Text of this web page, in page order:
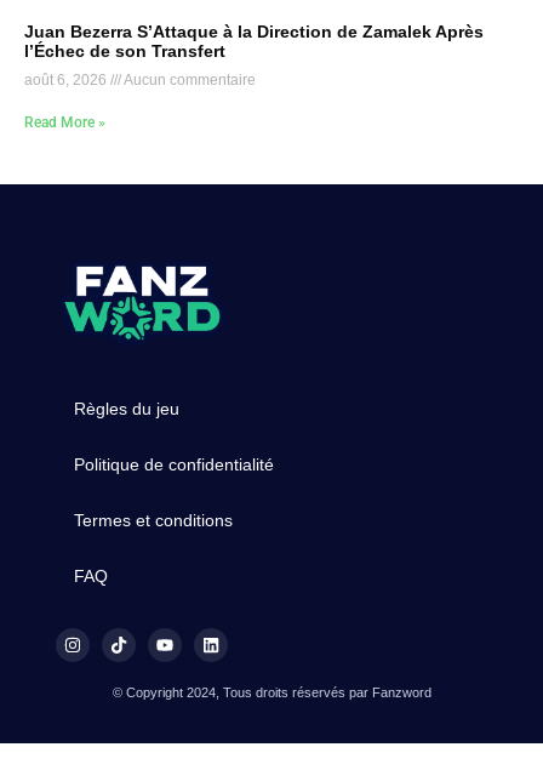
Juan Bezerra S’Attaque à la Direction de Zamalek Après
l’Échec de son Transfert
août 6, 2026 Aucun commentaire
Read More »
Règles du jeu
Politique de confidentialité
Termes et conditions
FAQ
© Copyright 2024, Tous droits réservés par Fanzword